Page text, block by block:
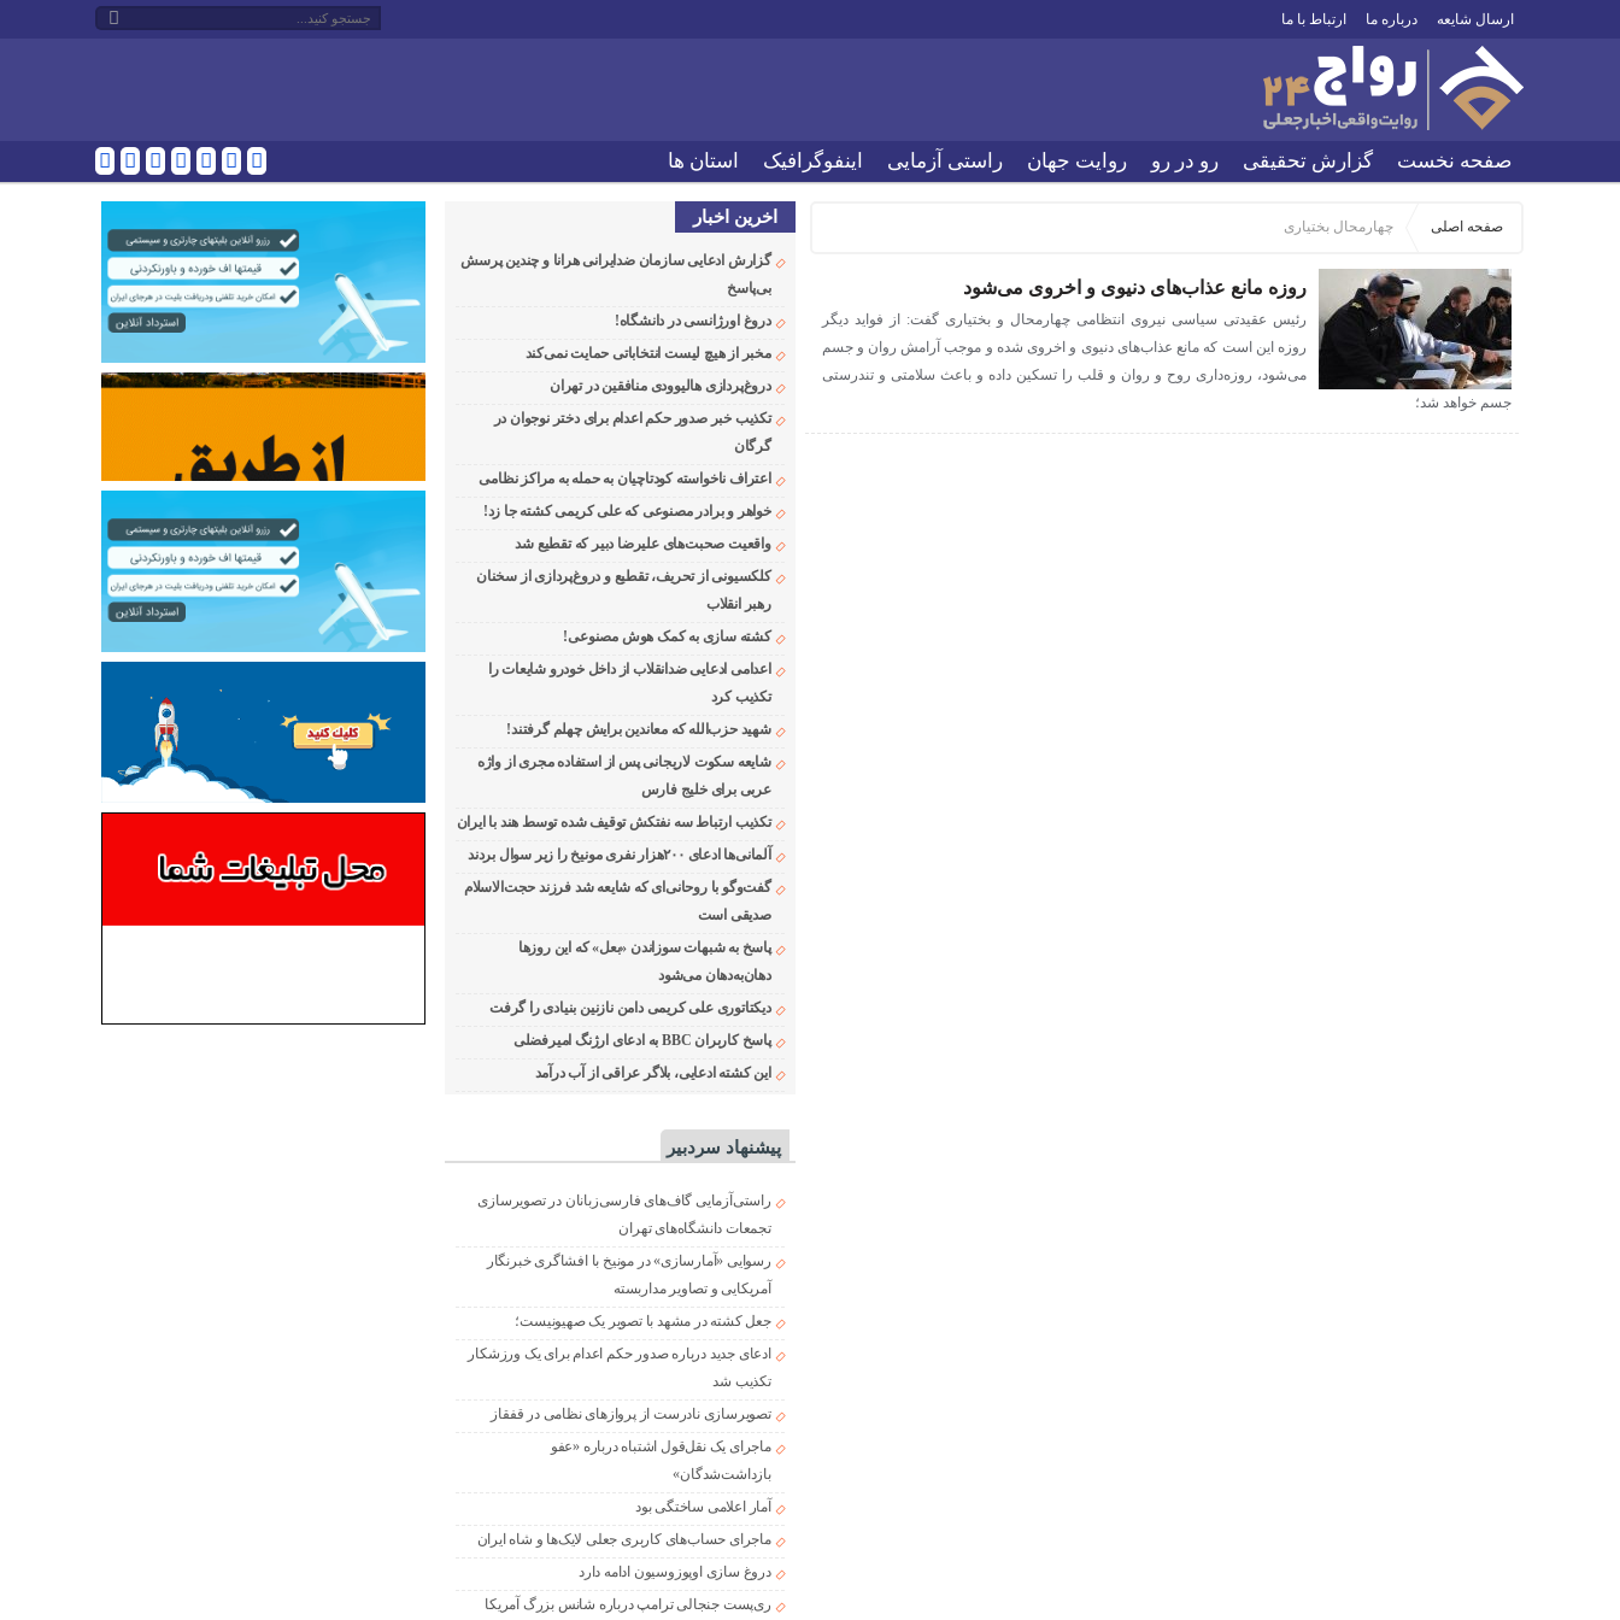
ارسال شایعه درباره ما ارتباط با ما
صفحه نخست گزارش تحقیقی رو در رو روایت جهان راستی آزمایی اینفوگرافیک استان ها
صفحه اصلی چهارمحال بختیاری
روزه مانع عذاب‌های دنیوی و اخروی می‌شود
رئیس عقیدتی سیاسی نیروی انتظامی چهارمحال و بختیاری گفت: از فواید دیگر
روزه این است که مانع عذاب‏‌های دنیوی و اخروی شده و موجب آرامش روان و جسم
می‌شود، روزه‌داری روح و روان و قلب را تسکین داده و باعث سلامتی و تندرستی
جسم خواهد شد؛
اخرین اخبار
گزارش ادعایی سازمان ضدایرانی هرانا و چندین پرسش
بی‌پاسخ
دروغ اورژانسی در دانشگاه!
مخبر از هیچ لیست انتخاباتی حمایت نمی‌کند
دروغ‌پردازی هالیوودی منافقین در تهران
تکذیب خبر صدور حکم اعدام برای دختر نوجوان در
گرگان
اعتراف ناخواسته کودتاچیان به حمله به مراکز نظامی
خواهر و برادر مصنوعی که علی کریمی کشته جا زد!
واقعیت صحبت‌های علیرضا دبیر که تقطیع شد
کلکسیونی از تحریف، تقطیع و دروغ‌پردازی از سخنان
رهبر انقلاب
کشته سازی به کمک هوش مصنوعی!
اعدامی ادعایی ضدانقلاب از داخل خودرو شایعات را
تکذیب کرد
شهید حزب‌الله که معاندین برایش چهلم گرفتند!
شایعه سکوت لاریجانی پس از استفاده مجری از واژه
عربی برای خلیج فارس
تکذیب ارتباط سه نفتکش توقیف شده توسط هند با ایران
آلمانی‌ها ادعای ۲۰۰هزار نفری مونیخ را زیر سوال بردند
گفت‌وگو با روحانی‌ای که شایعه شد فرزند حجت‌الاسلام
صدیقی است
پاسخ به شبهات سوزاندن «بعل» که این روزها
دهان‌به‌دهان می‌شود
دیکتاتوری علی کریمی دامن نازنین بنیادی را گرفت
پاسخ کاربران BBC به ادعای ارژنگ امیرفضلی
این کشته ادعایی، بلاگر عراقی از آب درآمد
پیشنهاد سردبیر
راستی‌آزمایی گاف‌های فارسی‌زبانان در تصویرسازی
تجمعات دانشگاه‌های تهران
رسوایی «آمارسازی» در مونیخ با افشاگری خبرنگار
آمریکایی و تصاویر مداربسته
جعل کشته در مشهد با تصویر یک صهیونیست؛
ادعای جدید درباره صدور حکم اعدام برای یک ورزشکار
تکذیب شد
تصویرسازی نادرست از پروازهای نظامی در قفقاز
ماجرای یک نقل‌قول اشتباه درباره «عفو
بازداشت‌شدگان»
آمار اعلامی ساختگی بود
ماجرای حساب‌های کاربری جعلی لایک‌ها و شاه ایران
دروغ سازی اوپوزوسیون ادامه دارد
ری‌پست جنجالی ترامپ درباره شانس بزرگ آمریکا